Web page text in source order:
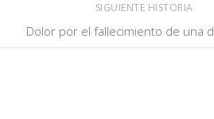
SIGUIENTE HISTORIA
Dolor por el fallecimiento de una